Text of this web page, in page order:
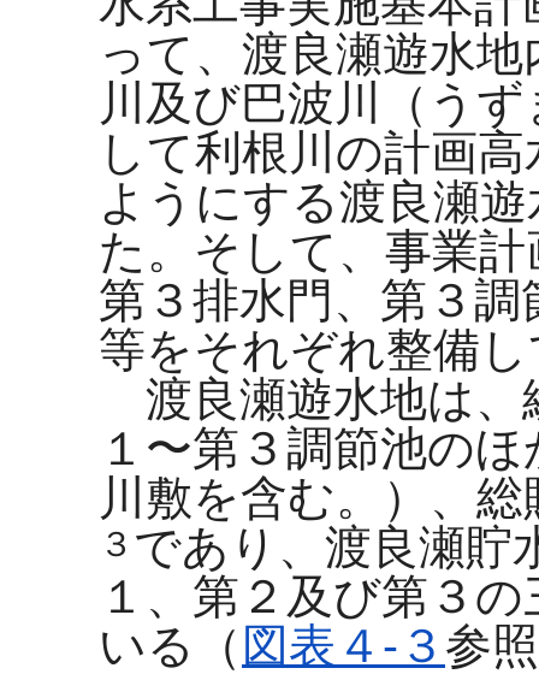
って、渡良瀬遊水
川及び巴波川（う
して利根川の計画
ようにする渡良瀬
た。そして、事業
第３排水門、第３
等をそれぞれ整備
渡良瀬遊水地は、
１〜第３調節池の
川敷を含む。）、
３ であり、渡良瀬貯
１、第２及び第３
いる（ 図表４-３ 参